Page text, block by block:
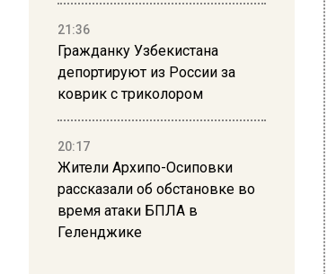
21:36
Гражданку Узбекистана
депортируют из России за
коврик с триколором
20:17
Жители Архипо-Осиповки
рассказали об обстановке во
время атаки БПЛА в
Геленджике